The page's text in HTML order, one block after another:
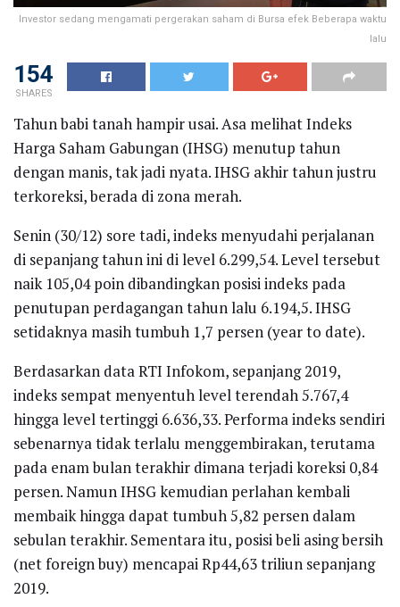
Investor sedang mengamati pergerakan saham di Bursa efek Beberapa waktu
lalu
154
SHARES
Tahun babi tanah hampir usai. Asa melihat Indeks
Harga Saham Gabungan (IHSG) menutup tahun
dengan manis, tak jadi nyata. IHSG akhir tahun justru
terkoreksi, berada di zona merah.
Senin (30/12) sore tadi, indeks menyudahi perjalanan
di sepanjang tahun ini di level 6.299,54. Level tersebut
naik 105,04 poin dibandingkan posisi indeks pada
penutupan perdagangan tahun lalu 6.194,5. IHSG
setidaknya masih tumbuh 1,7 persen (year to date).
Berdasarkan data RTI Infokom, sepanjang 2019,
indeks sempat menyentuh level terendah 5.767,4
hingga level tertinggi 6.636,33. Performa indeks sendiri
sebenarnya tidak terlalu menggembirakan, terutama
pada enam bulan terakhir dimana terjadi koreksi 0,84
persen. Namun IHSG kemudian perlahan kembali
membaik hingga dapat tumbuh 5,82 persen dalam
sebulan terakhir. Sementara itu, posisi beli asing bersih
(net foreign buy) mencapai Rp44,63 triliun sepanjang
2019.